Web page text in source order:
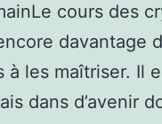
cours des
davantage
à les maîtriser. Il
dans d’avenir